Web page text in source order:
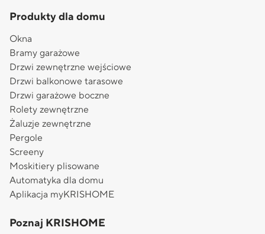
Produkty dla domu
Okna
Bramy garażowe
Drzwi zewnętrzne wejściowe
Drzwi balkonowe tarasowe
Drzwi garażowe boczne
Rolety zewnętrzne
Żaluzje zewnętrzne
Pergole
Screeny
Moskitiery plisowane
Automatyka dla domu
Aplikacja myKRISHOME
Poznaj KRISHOME